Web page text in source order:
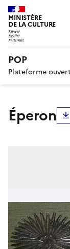
MINISTÈRE
DE LA CULTURE
POP
Plateforme
éperon